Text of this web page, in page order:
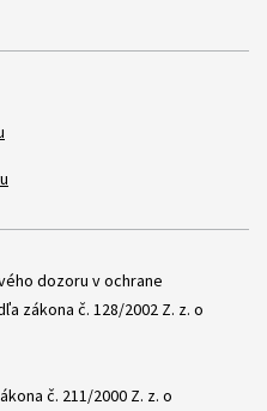
dozoru v ochrane
zákona č. 128/2002 Z. z. o
č. 211/2000 Z. z. o